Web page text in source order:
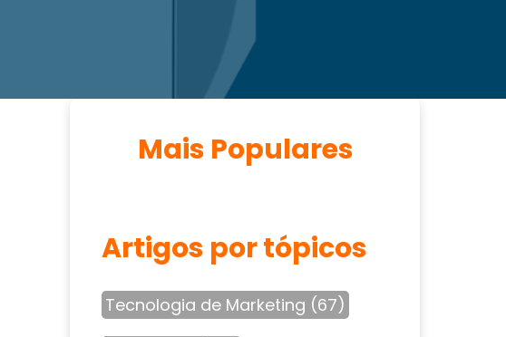
Mais Populares
Artigos por tópicos
Tecnologia de Marketing (67)